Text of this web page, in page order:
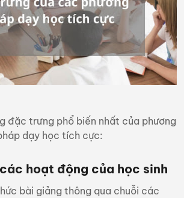
đặc trưng phổ biến nhất của phương
dạy học tích cực:
hoạt động của học sinh
bài giảng thông qua chuỗi các